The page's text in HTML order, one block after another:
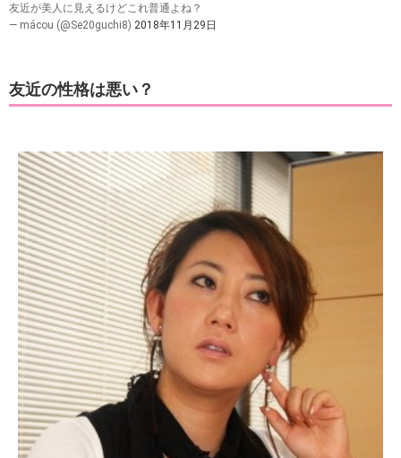
友近が美人に見えるけどこれ普通よね？
— mácou (@Se20guchi8) 2018年11月29日
友近の性格は悪い？